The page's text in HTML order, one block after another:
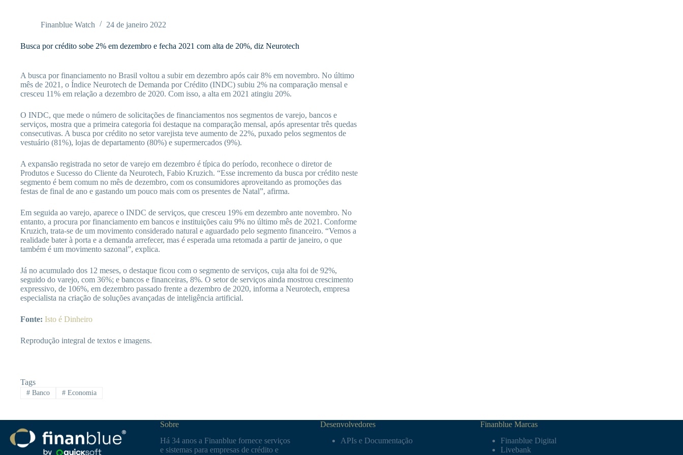
Finanblue Watch 24 de janeiro 2022
Busca por crédito sobe 2% em dezembro e fecha 2021 com alta de 20%, diz Neurotech
A busca por financiamento no Brasil voltou a subir em dezembro após cair 8% em novembro. No último
mês de 2021, o Índice Neurotech de Demanda por Crédito (INDC) subiu 2% na comparação mensal e
cresceu 11% em relação a dezembro de 2020. Com isso, a alta em 2021 atingiu 20%.
O INDC, que mede o número de solicitações de financiamentos nos segmentos de varejo, bancos e
serviços, mostra que a primeira categoria foi destaque na comparação mensal, após apresentar três quedas
consecutivas. A busca por crédito no setor varejista teve aumento de 22%, puxado pelos segmentos de
vestuário (81%), lojas de departamento (80%) e supermercados (9%).
A expansão registrada no setor de varejo em dezembro é típica do período, reconhece o diretor de
Produtos e Sucesso do Cliente da Neurotech, Fabio Kruzich. “Esse incremento da busca por crédito neste
segmento é bem comum no mês de dezembro, com os consumidores aproveitando as promoções das
festas de final de ano e gastando um pouco mais com os presentes de Natal”, afirma.
Em seguida ao varejo, aparece o INDC de serviços, que cresceu 19% em dezembro ante novembro. No
entanto, a procura por financiamento em bancos e instituições caiu 9% no último mês de 2021. Conforme
Kruzich, trata-se de um movimento considerado natural e aguardado pelo segmento financeiro. “Vemos a
realidade bater à porta e a demanda arrefecer, mas é esperada uma retomada a partir de janeiro, o que
também é um movimento sazonal”, explica.
Já no acumulado dos 12 meses, o destaque ficou com o segmento de serviços, cuja alta foi de 92%,
seguido do varejo, com 36%; e bancos e financeiras, 8%. O setor de serviços ainda mostrou crescimento
expressivo, de 106%, em dezembro passado frente a dezembro de 2020, informa a Neurotech, empresa
especialista na criação de soluções avançadas de inteligência artificial.
Fonte: Isto é Dinheiro
Reprodução integral de textos e imagens.
Tags
#Banco #Economia
Sobre
Há 34 anos a Finanblue fornece serviços
e sistemas para empresas de crédito e
Desenvolvedores
APIs e Documentação
Finanblue Marcas
Finanblue Digital
Livebank